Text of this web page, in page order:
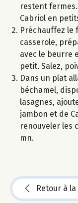
restent
Cabriol en
Préchauffez le
casserole,
avec le beurre
petit. Salez,
Dans un plat
béchamel,
lasagnes,
jambon et de
renouveler les
mn.
Retour à